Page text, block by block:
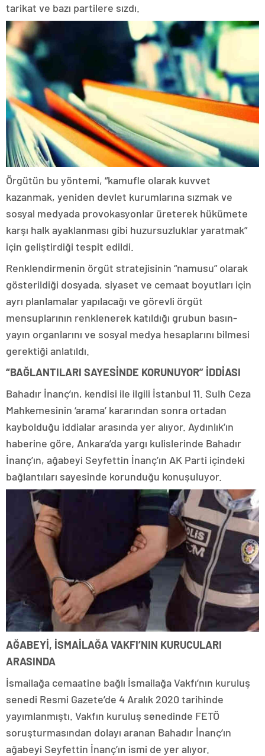
tarikat ve bazı partilere sızdı.
Örgütün bu yöntemi, “kamufle olarak kuvvet
kazanmak, yeniden devlet kurumlarına sızmak ve
sosyal medyada provokasyonlar üreterek hükümete
karşı halk ayaklanması gibi huzursuzluklar yaratmak”
için geliştirdiği tespit edildi.
Renklendirmenin örgüt stratejisinin “namusu” olarak
gösterildiği dosyada, siyaset ve cemaat boyutları için
ayrı planlamalar yapılacağı ve görevli örgüt
mensuplarının renklenerek katıldığı grubun basın-
yayın organlarını ve sosyal medya hesaplarını bilmesi
gerektiği anlatıldı.
“BAĞLANTILARI SAYESİNDE KORUNUYOR” İDDİASI
Bahadır İnanç’ın, kendisi ile ilgili İstanbul 11. Sulh Ceza
Mahkemesinin ‘arama’ kararından sonra ortadan
kaybolduğu iddialar arasında yer alıyor. Aydınlık’ın
haberine göre, Ankara’da yargı kulislerinde Bahadır
İnanç’ın, ağabeyi Seyfettin İnanç’ın AK Parti içindeki
bağlantıları sayesinde korunduğu konuşuluyor.
AĞABEYİ, İSMAİLAĞA VAKFI’NIN KURUCULARI
ARASINDA
İsmailağa cemaatine bağlı İsmailağa Vakfı’nın kuruluş
senedi Resmi Gazete’de 4 Aralık 2020 tarihinde
yayımlanmıştı. Vakfın kuruluş senedinde FETÖ
soruşturmasından dolayı aranan Bahadır İnanç’ın
ağabeyi Seyfettin İnanç’ın ismi de yer alıyor.